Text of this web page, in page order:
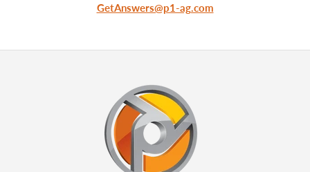
GetAnswers@p1-ag.com